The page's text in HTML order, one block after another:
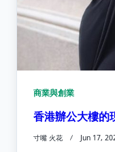
商業與創業
香港辦公大樓的
寸嘴 火花 Jun 17,